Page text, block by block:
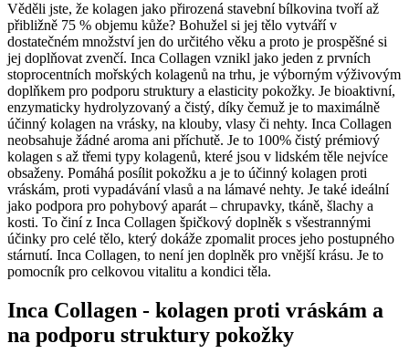
Věděli jste, že kolagen jako přirozená stavební bílkovina tvoří až
přibližně 75 % objemu kůže? Bohužel si jej tělo vytváří v
dostatečném množství jen do určitého věku a proto je prospěšné si
jej doplňovat zvenčí. Inca Collagen vznikl jako jeden z prvních
stoprocentních mořských kolagenů na trhu, je výborným výživovým
doplňkem pro podporu struktury a elasticity pokožky. Je bioaktivní,
enzymaticky hydrolyzovaný a čistý, díky čemuž je to maximálně
účinný kolagen na vrásky, na klouby, vlasy či nehty. Inca Collagen
neobsahuje žádné aroma ani příchutě. Je to 100% čistý prémiový
kolagen s až třemi typy kolagenů, které jsou v lidském těle nejvíce
obsaženy. Pomáhá posílit pokožku a je to účinný kolagen proti
vráskám, proti vypadávání vlasů a na lámavé nehty. Je také ideální
jako podpora pro pohybový aparát – chrupavky, tkáně, šlachy a
kosti. To činí z Inca Collagen špičkový doplněk s všestrannými
účinky pro celé tělo, který dokáže zpomalit proces jeho postupného
stárnutí. Inca Collagen, to není jen doplněk pro vnější krásu. Je to
pomocník pro celkovou vitalitu a kondici těla.
Inca Collagen - kolagen proti vráskám a
na podporu struktury pokožky